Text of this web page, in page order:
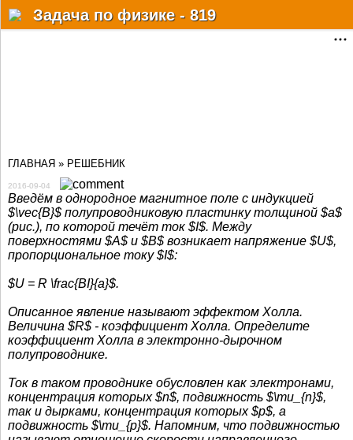
Разделы
Факты
Мат. онлайн сервисы
Физ.-хим. справочник
Форум
Авторизация
Задача по физике - 819
ГЛАВНАЯ » РЕШЕБНИК
2016-09-04
Введём в однородное магнитное поле с индукцией
$\vec{B}$ полупроводниковую пластинку толщиной $a$
(рис.), по которой течёт ток $I$. Между
поверхностями $A$ и $B$ возникает напряжение $U$,
пропорциональное току $I$:
$U = R \frac{BI}{a}$.
Описанное явление называют эффектом Холла.
Величина $R$ - коэффициент Холла. Определите
коэффициент Холла в электронно-дырочном
полупроводнике.
Ток в таком проводнике обусловлен как электронами,
концентрация которых $n$, подвижность $\mu_{n}$,
так и дырками, концентрация которых $p$, а
подвижность $\mu_{p}$. Напомним, что подвижностью